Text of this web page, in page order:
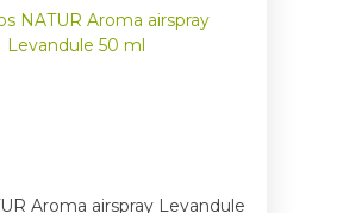
Aroma airspray Levandule